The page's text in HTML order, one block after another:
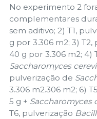
No experimento 2
complementares
sem aditivo; 2) T1,
g por 3.306 m2; 3)
40 g por 3.306 m2; 4)
Saccharomyces
pulverização de
3.306 m2.306 m2; 6)
5 g + Saccharomyces
T6, pulverização